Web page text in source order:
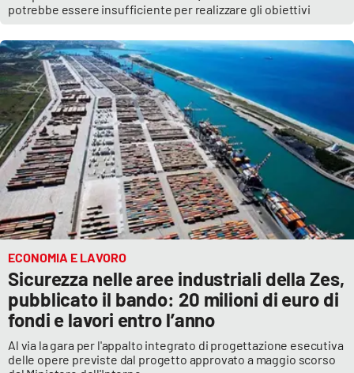
potrebbe essere insufficiente per realizzare gli obiettivi
ECONOMIA E LAVORO
Sicurezza nelle aree industriali della Zes,
pubblicato il bando: 20 milioni di euro di
fondi e lavori entro l’anno
Al via la gara per l'appalto integrato di progettazione esecutiva
delle opere previste dal progetto approvato a maggio scorso